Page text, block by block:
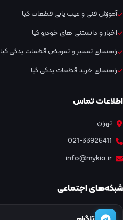
آموزش فنی و عیب یابی قطعات کیا
اخبار و دانستنی های خودرو کیا
راهنمای تعمیر و تعویض قطعات یدکی کیا
راهنمای خرید قطعات یدکی کیا
اطلاعات تماس
تهران
021-33925411
info@mykia.ir
شبکه‌های اجتماعی